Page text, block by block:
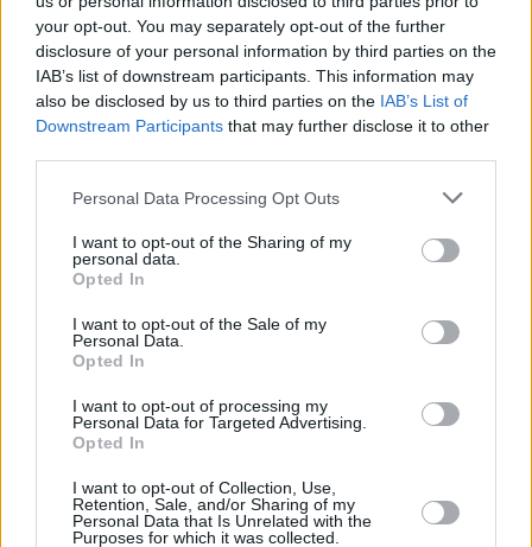
your opt-out. You may separately opt-out of the further
disclosure of your personal information by third parties on the
IAB’s list of downstream participants. This information may
also be disclosed by us to third parties on the IAB’s List of
Downstream Participants that may further disclose it to other
Personal Data Processing Opt Outs
I want to opt-out of the Sharing of my
personal data.
Opted In
I want to opt-out of the Sale of my
Personal Data.
Opted In
I want to opt-out of processing my
Personal Data for Targeted Advertising.
Opted In
I want to opt-out of Collection, Use,
Retention, Sale, and/or Sharing of my
Personal Data that Is Unrelated with the
Purposes for which it was collected.
Η Angelakos (Hellas) S.A. εκπροσωπήθηκε
επίσης από τον επίτιμο Πρόεδρό της, κ.
Ευάγγελο Ελ. Αγγελάκο, τα στελέχη της
εταιρείας, η ομάδα ναυπηγών, μηχανικών και
ναυτικών που εργαζόταν επί τόπου, με
επικεφαλής τον Project Manager κ. Παναγιώτη
Μακρή, και τον Πλοίαρχο, τους αξιωματικούς